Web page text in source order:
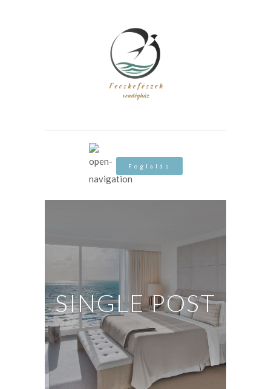
Foglalás
SINGLE POST